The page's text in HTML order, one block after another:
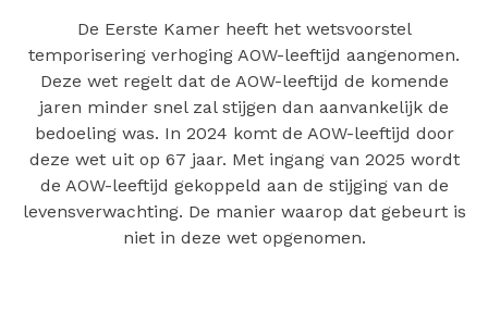
De Eerste Kamer heeft het wetsvoorstel
temporisering verhoging AOW-leeftijd aangenomen.
Deze wet regelt dat de AOW-leeftijd de komende
jaren minder snel zal stijgen dan aanvankelijk de
bedoeling was. In 2024 komt de AOW-leeftijd door
deze wet uit op 67 jaar. Met ingang van 2025 wordt
de AOW-leeftijd gekoppeld aan de stijging van de
levensverwachting. De manier waarop dat gebeurt is
niet in deze wet opgenomen.